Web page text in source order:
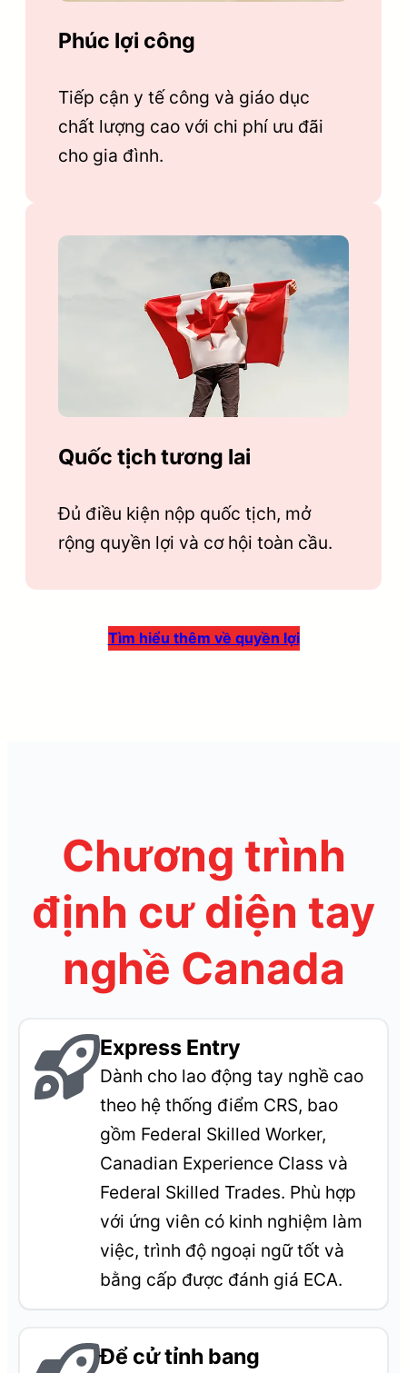
Phúc lợi công
Tiếp cận y tế công và giáo dục
chất lượng cao với chi phí ưu đãi
cho gia đình.
Quốc tịch tương lai
Đủ điều kiện nộp quốc tịch, mở
rộng quyền lợi và cơ hội toàn cầu.
Tìm hiểu thêm về quyền lợi
Chương trình
định cư diện tay
nghề Canada
Express Entry
Dành cho lao động tay nghề cao
theo hệ thống điểm CRS, bao
gồm Federal Skilled Worker,
Canadian Experience Class và
Federal Skilled Trades. Phù hợp
với ứng viên có kinh nghiệm làm
việc, trình độ ngoại ngữ tốt và
bằng cấp được đánh giá ECA.
Để cử tỉnh bang